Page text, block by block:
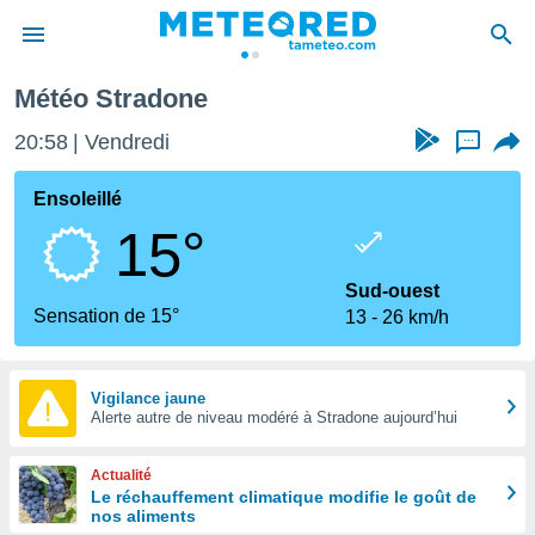
de
Météo Stradone
20:58 Vendredi ...
Ensoleillé
15°
Sensation de 15°
Sud-ouest
13
26 km/h
Vigilance jaune
Alerte autre de niveau modéré à Stradone aujourd’hui
Actualité
Le réchauffement climatique modifie le goût de
nos aliments